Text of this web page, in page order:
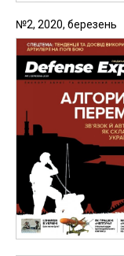
№2, 2020, березень